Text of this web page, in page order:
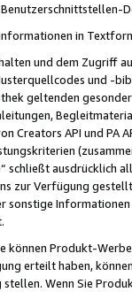
in
und dem Zugriff
und
geltenden
Creators API und PA
ausdrücklich
zur Verfügung
sonstige
Produkt-
erteilt haben,
stellen. Wenn Sie